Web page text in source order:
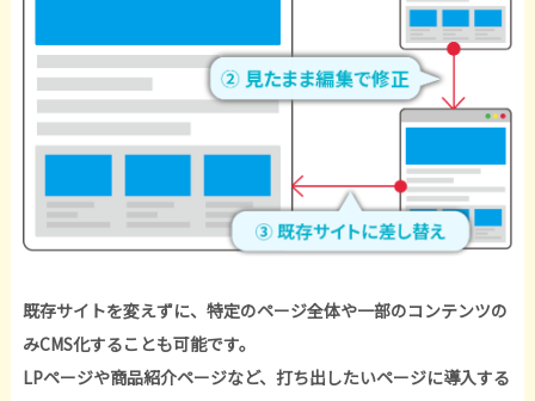
既存サイトを変えずに、特定のページ全体や一部のコンテンツの
みCMS化することも可能です。
LPページや商品紹介ページなど、打ち出したいページに導入する